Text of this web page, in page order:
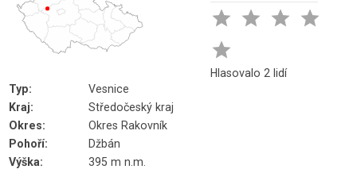
   

Hlasovalo 2 lidí
Typ:
Vesnice
Kraj:
Středočeský kraj
Okres:
Okres Rakovník
Pohoří:
Džbán
Výška:
395 m n.m.